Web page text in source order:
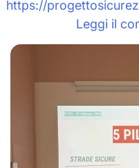
https://
Leggi il